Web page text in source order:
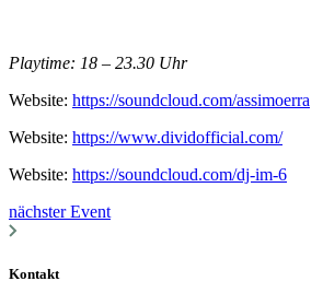
Playtime: 18 – 23.30 Uhr
Website: https://soundcloud.com/assimoerra
Website: https://www.dividofficial.com/
Website: https://soundcloud.com/dj-im-6
nächster Event
Kontakt